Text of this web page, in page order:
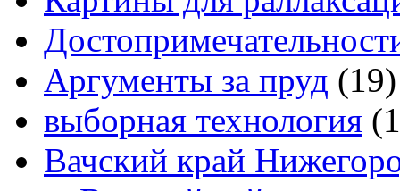
Аргументы за пруд (19)
выборная технология
Вачский край